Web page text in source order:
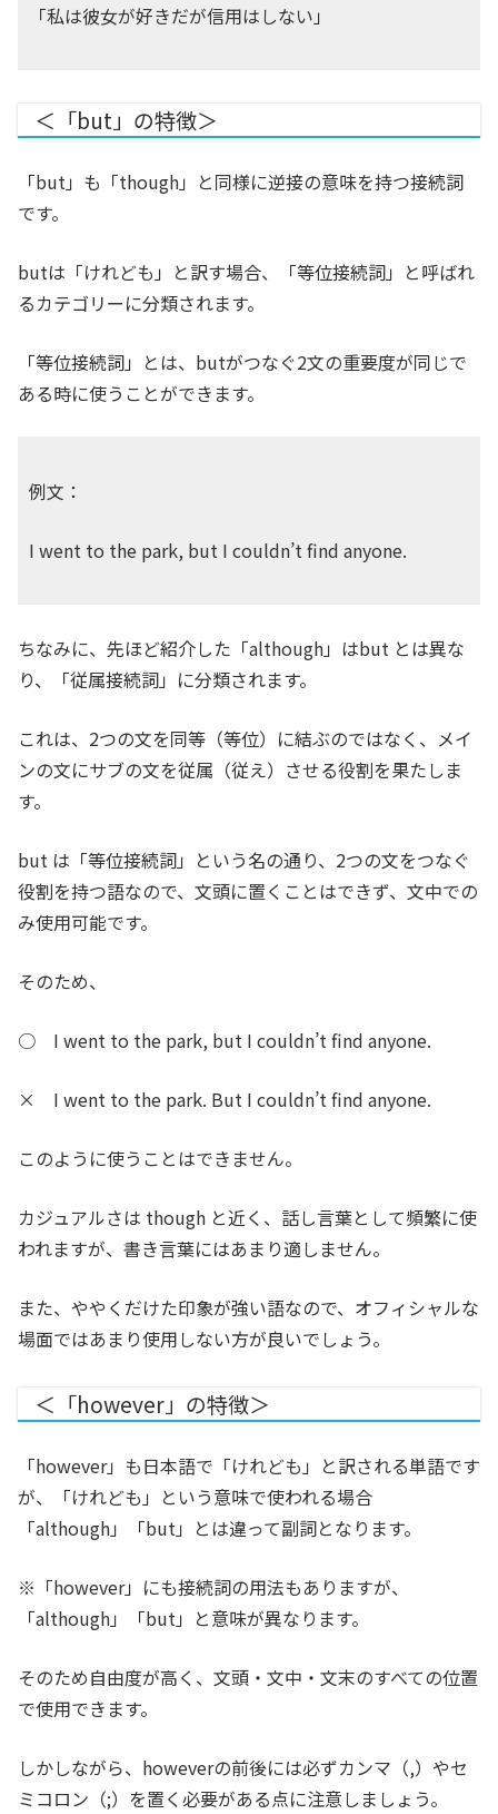
「私は彼女が好きだが信用はしない」
＜「but」の特徴＞
「but」も「though」と同様に逆接の意味を持つ接続詞
です。
butは「けれども」と訳す場合、「等位接続詞」と呼ばれ
るカテゴリーに分類されます。
「等位接続詞」とは、butがつなぐ2文の重要度が同じで
ある時に使うことができます。
例文：
I went to the park, but I couldn’t find anyone.
ちなみに、先ほど紹介した「although」はbut とは異な
り、「従属接続詞」に分類されます。
これは、2つの文を同等（等位）に結ぶのではなく、メイ
ンの文にサブの文を従属（従え）させる役割を果たしま
す。
but は「等位接続詞」という名の通り、2つの文をつなぐ
役割を持つ語なので、文頭に置くことはできず、文中での
み使用可能です。
そのため、
○ I went to the park, but I couldn’t find anyone.
× I went to the park. But I couldn’t find anyone.
このように使うことはできません。
カジュアルさは though と近く、話し言葉として頻繁に使
われますが、書き言葉にはあまり適しません。
また、ややくだけた印象が強い語なので、オフィシャルな
場面ではあまり使用しない方が良いでしょう。
＜「however」の特徴＞
「however」も日本語で「けれども」と訳される単語です
が、「けれども」という意味で使われる場合
「although」「but」とは違って副詞となります。
※「however」にも接続詞の用法もありますが、
「although」「but」と意味が異なります。
そのため自由度が高く、文頭・文中・文末のすべての位置
で使用できます。
しかしながら、howeverの前後には必ずカンマ（,）やセ
ミコロン（;）を置く必要がある点に注意しましょう。